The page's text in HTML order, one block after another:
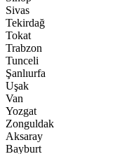
Sivas
Tekirdağ
Tokat
Trabzon
Tunceli
Şanlıurfa
Uşak
Van
Yozgat
Zonguldak
Aksaray
Bayburt